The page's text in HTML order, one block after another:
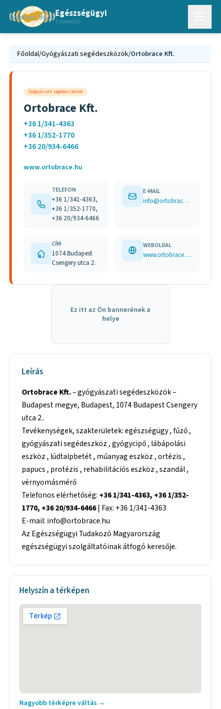
Egészségügyi
TUDAKOZÓ
Főoldal/Gyógyászati segédeszközök/Ortobrace Kft.
Gyógyászati segédeszközök
Ortobrace Kft.
+36 1/341-4363
+36 1/352-1770
+36 20/934-6466
www.ortobrace.hu
TELEFON
+36 1/341-4363,
+36 1/352-1770,
+36 20/934-6466
E-MAIL
info@ortobrace.hu
CÍM
1074 Budapest
Csengery utca 2.
WEBOLDAL
www.ortobrace.hu
Ez itt az Ön bannerének a
helye
Leírás
Ortobrace Kft.– gyógyászati segédeszközök –
Budapest megye, Budapest, 1074 Budapest Csengery
utca 2..
Tevékenységek, szakterületek: egészségügy , fűző ,
gyógyászati segédeszköz , gyógycipő , lábápolási
eszköz , lúdtalpbetét , műanyag eszköz , ortézis ,
papucs , protézis , rehabilitációs eszköz , szandál ,
vérnyomásmérő
Telefonos elérhetőség: +36 1/341-4363, +36 1/352-
1770, +36 20/934-6466| Fax: +36 1/341-4363
E-mail: info@ortobrace.hu
Az Egészségügyi Tudakozó Magyarország
egészségügyi szolgáltatóinak átfogó keresője.
Helyszín a térképen
Nagyobb térképre váltás →